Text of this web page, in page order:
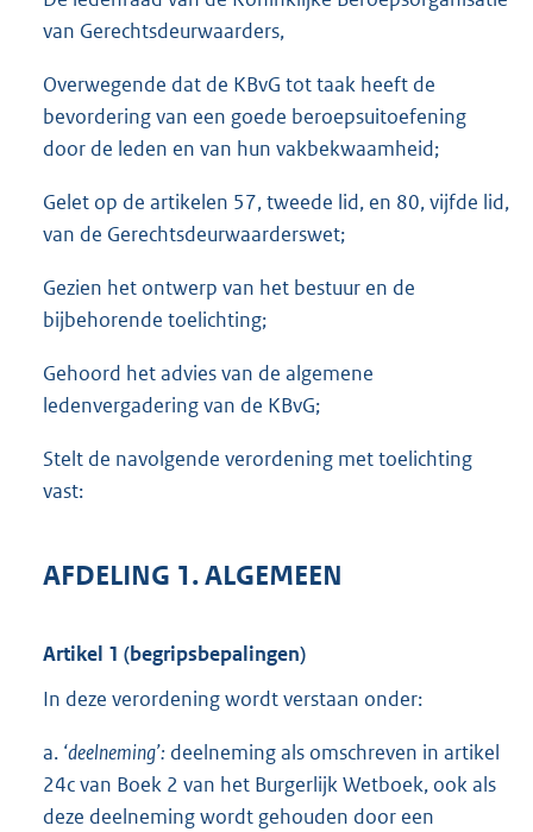
t
e
:
5
K
van Gerechtsdeurwaarders,
Overwegende dat de KBvG tot taak heeft de
bevordering van een goede beroepsuitoefening
door de leden en van hun vakbekwaamheid;
Gelet op de artikelen 57, tweede lid, en 80, vijfde lid,
van de Gerechtsdeurwaarderswet;
Gezien het ontwerp van het bestuur en de
bijbehorende toelichting;
Gehoord het advies van de algemene
ledenvergadering van de KBvG;
Stelt de navolgende verordening met toelichting
vast:
AFDELING 1. ALGEMEEN
Artikel 1 (begripsbepalingen)
In deze verordening wordt verstaan onder:
a. ‘deelneming’: deelneming als omschreven in artikel
24c van Boek 2 van het Burgerlijk Wetboek, ook als
deze deelneming wordt gehouden door een